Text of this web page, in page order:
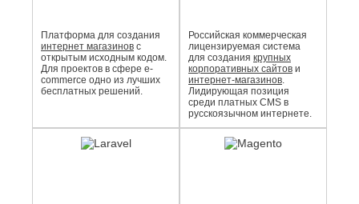
Платформа для создания
интернет магазинов с
открытым исходным кодом.
Для проектов в сфере e-
commerce одно из лучших
бесплатных решений.
Российская коммерческая
лицензируемая система
для создания крупных
корпоративных сайтов и
интернет-магазинов.
Лидирующая позиция
среди платных CMS в
русскоязычном интернете.